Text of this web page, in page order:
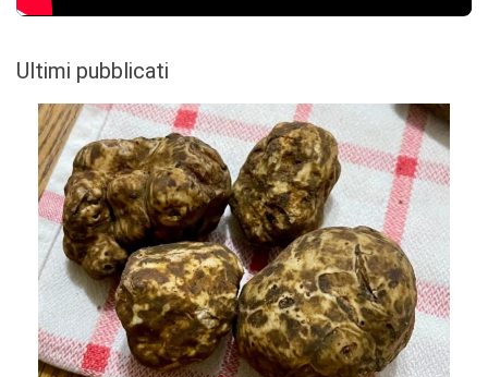
Ultimi pubblicati